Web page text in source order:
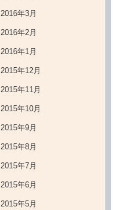
2016年3月
2016年2月
2016年1月
2015年12月
2015年11月
2015年10月
2015年9月
2015年8月
2015年7月
2015年6月
2015年5月